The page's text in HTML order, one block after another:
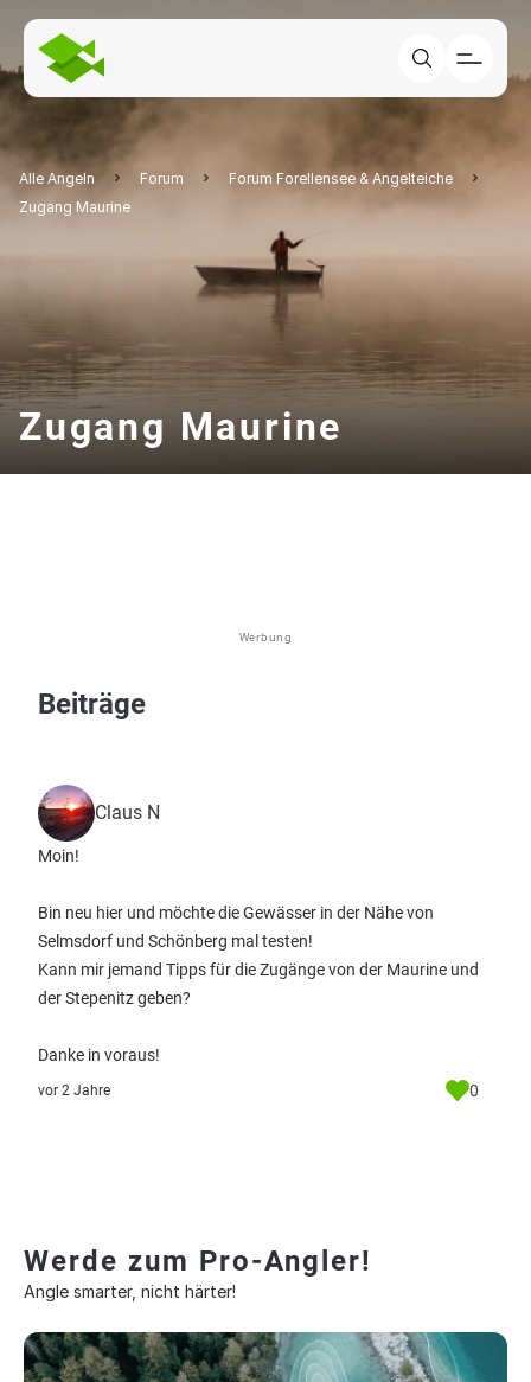
Alle Angeln Forum
Forum Forellensee & Angelteiche
Zugang Maurine
Zugang Maurine
Werbung
Beiträge
Claus N
Moin!
Bin neu hier und möchte die Gewässer in der Nähe von
Selmsdorf und Schönberg mal testen!
Kann mir jemand Tipps für die Zugänge von der Maurine und
der Stepenitz geben?
Danke in voraus!
vor 2 Jahre 0
Werde zum Pro-Angler!
Angle smarter, nicht härter!